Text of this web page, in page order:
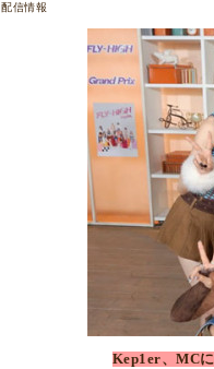
配信情報
Kep1er、MC